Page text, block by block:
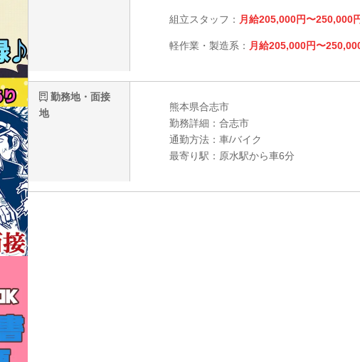
組立スタッフ： 月給205,000円〜250,000
軽作業・製造系： 月給205,000円〜
勤務地・面接
地
熊本県合志市
勤務詳細：合志市
通勤方法：車/バイク
最寄り駅：原水駅から車6分